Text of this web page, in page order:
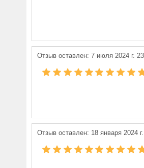
Отзыв оставлен: 7 июля 2024 г.
Отзыв оставлен: 18 января 2024